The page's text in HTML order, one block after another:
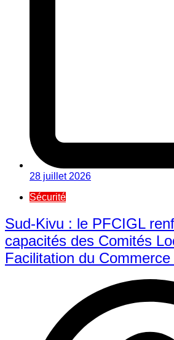
28 juillet 2026
Sécurité
Sud-Kivu : le PFCIGL
capacités des Comités
Facilitation du